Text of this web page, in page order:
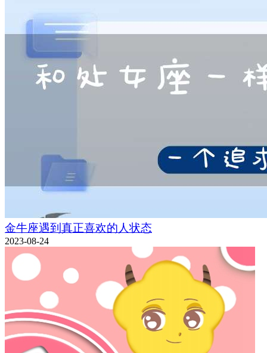
金牛座遇到真正喜欢的人状态
2023-08-24